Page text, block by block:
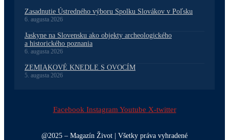
Zasadnutie Ústredného výboru Spolku Slovákov v Poľsku
6. augusta 2026
Jaskyne na Slovensku ako objekty archeologického
a historického poznania
6. augusta 2026
ZEMIAKOVÉ KNEDLE S OVOCÍM
5. augusta 2026
Facebook Instagram Youtube X-twitter
@2025 – Magazín Život | Všetky práva vyhradené